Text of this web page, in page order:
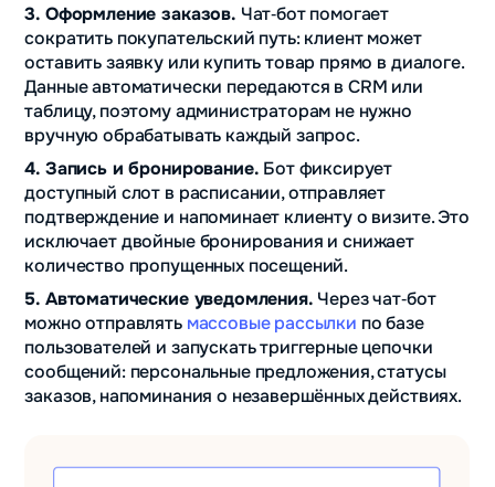
3. Оформление заказов. Чат‑бот помогает
сократить покупательский путь: клиент может
оставить заявку или купить товар прямо в диалоге.
Данные автоматически передаются в CRM или
таблицу, поэтому администраторам не нужно
вручную обрабатывать каждый запрос.
4. Запись и бронирование. Бот фиксирует
доступный слот в расписании, отправляет
подтверждение и напоминает клиенту о визите. Это
исключает двойные бронирования и снижает
количество пропущенных посещений.
5. Автоматические уведомления. Через чат‑бот
можно отправлять массовые рассылки по базе
пользователей и запускать триггерные цепочки
сообщений: персональные предложения, статусы
заказов, напоминания о незавершённых действиях.